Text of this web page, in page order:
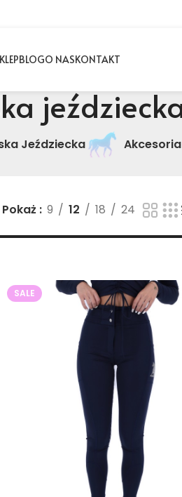
BLOGO NASKONTAKT
Jeździecka
Pokaż 9 12 18 24
SALE